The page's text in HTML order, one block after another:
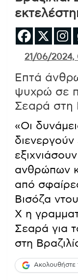
21/06/2024,
Επτά
ψυχρώ σε
Σεαρά στη
«Οι
ανθρώπων
από
Βισόζα
X η
Σεαρά για
στη
Ακολουθήστε